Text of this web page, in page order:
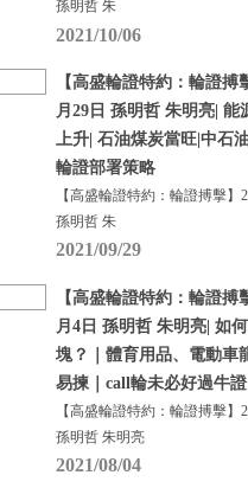
孫明哲 朱
2021/10/06
【高盛輪證特約：輪證搏
月29日 孫明哲 朱明亮| 能
上升| 石油煤炭當旺|中石
輪證部署策略
【高盛輪證特約：輪證搏擊】
孫明哲 朱
2021/09/29
【高盛輪證特約：輪證搏
月4日 孫明哲 朱明亮| 如
塊？｜體育用品、電動車
易揀｜call輪未必好過牛證
【高盛輪證特約：輪證搏擊】
孫明哲 朱明亮
2021/08/04